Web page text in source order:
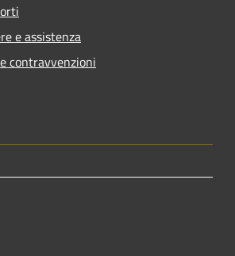
e assistenza
contravvenzioni